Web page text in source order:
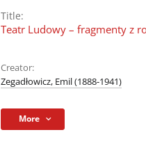
Title:
Teatr Ludowy – fragmenty z
Creator:
Zegadłowicz, Emil (1888-1941)
More